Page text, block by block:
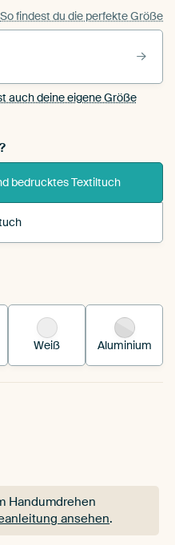
So findest du die perfekte Größe
auch deine eigene Größe
bedrucktes Textiltuch
Textiltuch in
ArtFrame™.
Weiß Aluminium
Handumdrehen
ansehen.